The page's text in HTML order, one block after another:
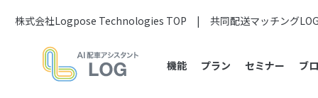
株式会社Logpose Technologies TOP | 共同配送マッチング
機能 プラン セミナー ブ